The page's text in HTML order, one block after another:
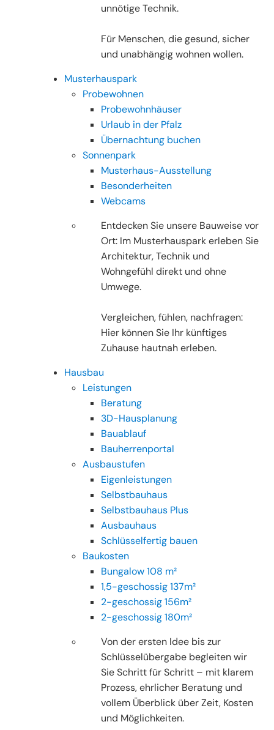
unnötige Technik.
Für Menschen, die gesund, sicher
und unabhängig wohnen wollen.
Musterhauspark
Probewohnen
Probewohnhäuser
Urlaub in der Pfalz
Übernachtung buchen
Sonnenpark
Musterhaus-Ausstellung
Besonderheiten
Webcams
Entdecken Sie unsere Bauweise vor
Ort: Im Musterhauspark erleben Sie
Architektur, Technik und
Wohngefühl direkt und ohne
Umwege.
Vergleichen, fühlen, nachfragen:
Hier können Sie Ihr künftiges
Zuhause hautnah erleben.
Hausbau
Leistungen
Beratung
3D-Hausplanung
Bauablauf
Bauherrenportal
Ausbaustufen
Eigenleistungen
Selbstbauhaus
Selbstbauhaus Plus
Ausbauhaus
Schlüsselfertig bauen
Baukosten
Bungalow 108 m²
1,5-geschossig 137m²
2-geschossig 156m²
2-geschossig 180m²
Von der ersten Idee bis zur
Schlüsselübergabe begleiten wir
Sie Schritt für Schritt – mit klarem
Prozess, ehrlicher Beratung und
vollem Überblick über Zeit, Kosten
und Möglichkeiten.